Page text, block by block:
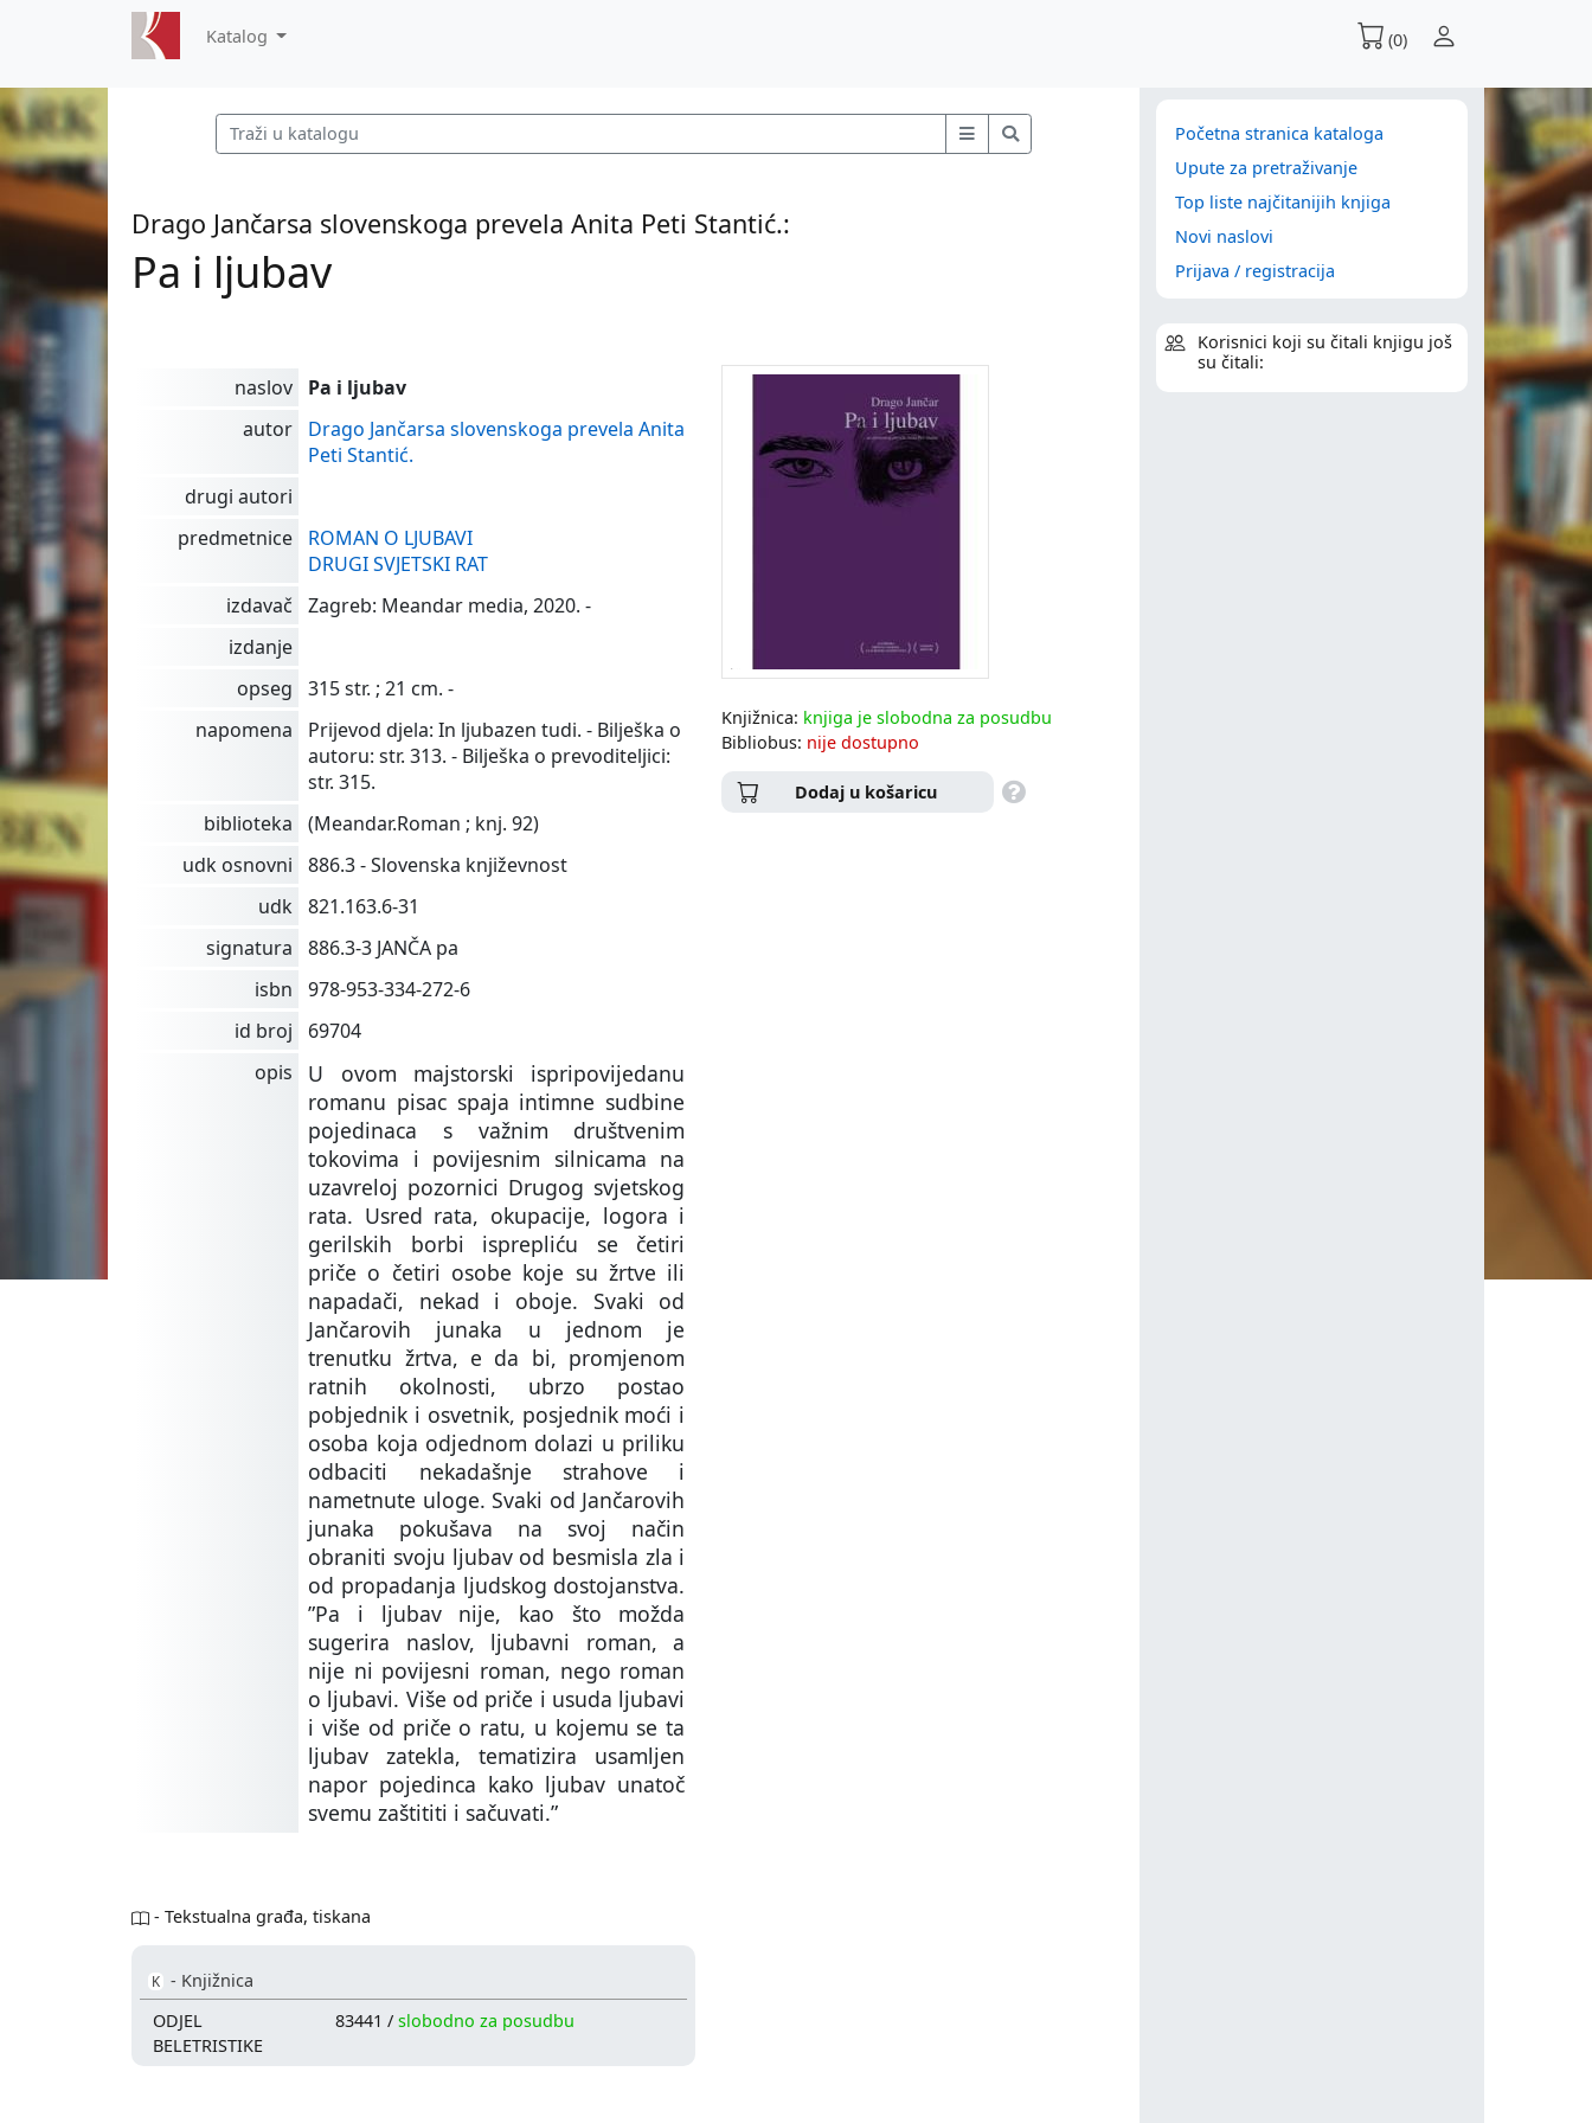
Katalog (0)
Drago Jančarsa slovenskoga prevela Anita Peti Stantić.:
Pa i ljubav
naslov
Pa i ljubav
autor
Drago Jančarsa slovenskoga prevela Anita
Peti Stantić.
drugi autori
predmetnice
ROMAN O LJUBAVI
DRUGI SVJETSKI RAT
izdavač
Zagreb: Meandar media, 2020. -
izdanje
opseg
315 str. ; 21 cm. -
napomena
Prijevod djela: In ljubazen tudi. - Bilješka o
autoru: str. 313. - Bilješka o prevoditeljici:
str. 315.
biblioteka
(Meandar.Roman ; knj. 92)
udk osnovni
886.3 - Slovenska književnost
udk
821.163.6-31
signatura
886.3-3 JANČA pa
isbn
978-953-334-272-6
id broj
69704
opis
U ovom majstorski ispripovijedanu
romanu pisac spaja intimne sudbine
pojedinaca s važnim društvenim
tokovima i povijesnim silnicama na
uzavreloj pozornici Drugog svjetskog
rata. Usred rata, okupacije, logora i
gerilskih borbi isprepliću se četiri
priče o četiri osobe koje su žrtve ili
napadači, nekad i oboje. Svaki od
Jančarovih junaka u jednom je
trenutku žrtva, e da bi, promjenom
ratnih okolnosti, ubrzo postao
pobjednik i osvetnik, posjednik moći i
osoba koja odjednom dolazi u priliku
odbaciti nekadašnje strahove i
nametnute uloge. Svaki od Jančarovih
junaka pokušava na svoj način
obraniti svoju ljubav od besmisla zla i
od propadanja ljudskog dostojanstva.
”Pa i ljubav nije, kao što možda
sugerira naslov, ljubavni roman, a
nije ni povijesni roman, nego roman
o ljubavi. Više od priče i usuda ljubavi
i više od priče o ratu, u kojemu se ta
ljubav zatekla, tematizira usamljen
napor pojedinca kako ljubav unatoč
svemu zaštititi i sačuvati.”
- Tekstualna građa, tiskana
K - Knjižnica
ODJEL
BELETRISTIKE
83441 / slobodno za posudbu
Knjižnica: knjiga je slobodna za posudbu
Bibliobus: nije dostupno
Dodaj u košaricu
Početna stranica kataloga
Upute za pretraživanje
Top liste najčitanijih knjiga
Novi naslovi
Prijava / registracija
Korisnici koji su čitali knjigu još
su čitali: